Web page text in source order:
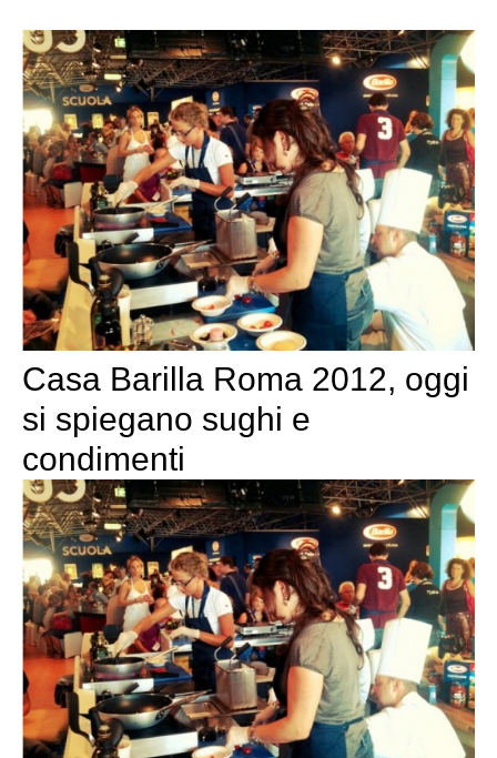
Casa Barilla Roma 2012, oggi
si spiegano sughi e
condimenti